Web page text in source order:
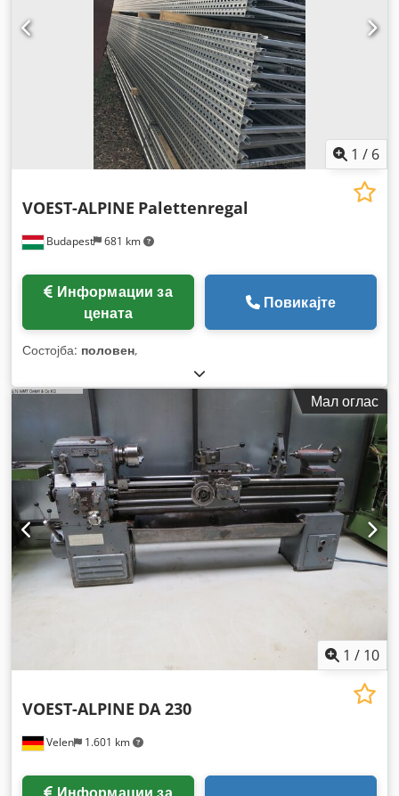
1 / 6
Budapest 681 km
VOEST-ALPINE Palettenregal
цената
Повикајте
Состојба: половен,
Мал оглас
1 / 10
Velen 1.601 km
VOEST-ALPINE DA 230